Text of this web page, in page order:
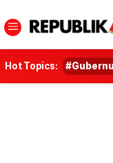
Hot Topics: